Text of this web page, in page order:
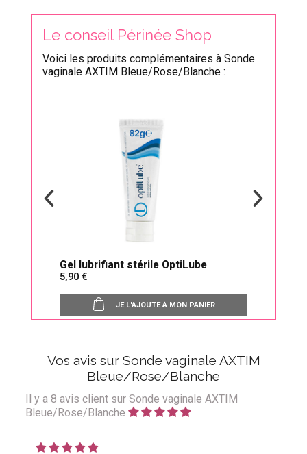
Le conseil Périnée Shop
Voici les produits complémentaires à Sonde
vaginale AXTIM Bleue/Rose/Blanche :
Gel lubrifiant stérile OptiLube
5,90
JE L'AJOUTE À MON PANIER
Vos avis sur Sonde vaginale AXTIM
Bleue/Rose/Blanche
Il y a8 avis client sur Sonde vaginale AXTIM
Bleue/Rose/Blanche